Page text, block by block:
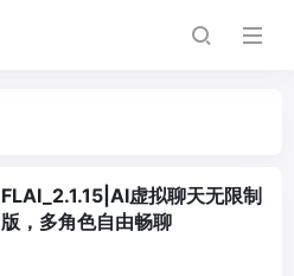
FLAI_2.1.15|AI虚拟聊天无限制
版，多角色自由畅聊